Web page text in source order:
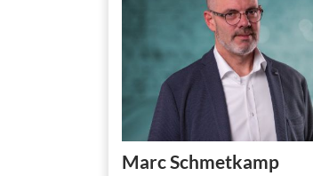
Marc Schmetkamp